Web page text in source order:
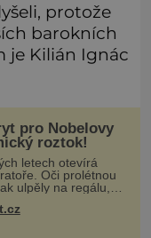
protože
barokních
je Kilián Ignác
pro Nobelovy
roztok!
letech otevírá
Oči prolétnou
ulpěly na regálu,
látky.
tekutinu,